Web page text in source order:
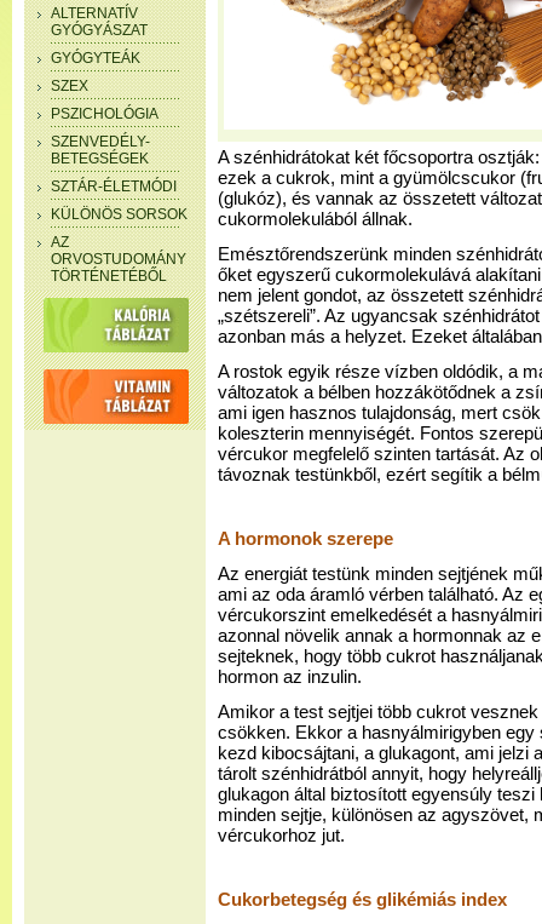
ALTERNATÍV
GYÓGYÁSZAT
GYÓGYTEÁK
SZEX
PSZICHOLÓGIA
SZENVEDÉLY-
BETEGSÉGEK
SZTÁR-ÉLETMÓDI
KÜLÖNÖS SORSOK
AZ
ORVOSTUDOMÁNY
TÖRTÉNETÉBŐL
A szénhidrátokat két főcsoportra
ezek a cukrok, mint a gyümölcscukor
(glukóz), és vannak az összetett
cukormolekulából állnak.
Emésztőrendszerünk minden
őket egyszerű cukormolekulává
nem jelent gondot, az összetett
„szétszereli”. Az ugyancsak
azonban más a helyzet. Ezeket
A rostok egyik része vízben oldódik, a
változatok a bélben hozzákötődnek a
ami igen hasznos tulajdonság, mert
koleszterin mennyiségét. Fontos
vércukor megfelelő szinten tartását. Az
távoznak testünkből, ezért segítik a
A hormonok szerepe
Az energiát testünk minden sejtjének
ami az oda áramló vérben található. Az
vércukorszint emelkedését a
azonnal növelik annak a hormonnak az
sejteknek, hogy több cukrot
hormon az inzulin.
Amikor a test sejtjei több cukrot
csökken. Ekkor a hasnyálmirigyben
kezd kibocsájtani, a glukagont, ami jelzi
tárolt szénhidrátból annyit, hogy
glukagon által biztosított egyensúly
minden sejtje, különösen az agyszövet,
vércukorhoz jut.
Cukorbetegség és glikémiás index